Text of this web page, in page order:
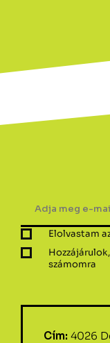
Elolvastam
számomra
Cím: 4026